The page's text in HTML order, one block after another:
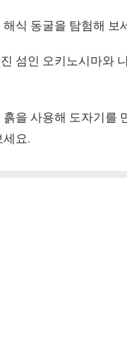
식 동굴을 탐험해 보
섬인 오키노시마와
을 사용해 도자기를
요.